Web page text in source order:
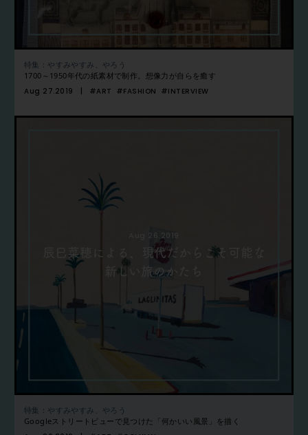
特集：やすみやすみ、やろう
1700～1950年代の紙素材で制作。想像力が自らを癒す
Aug 27.2019
#ART #FASHION #INTERVIEW
Aug 26.2019
辰巳菜穂による、現代だからこそ可能な
新しい旅のかたち
特集：やすみやすみ、やろう
Googleストリートビューで見つけた「何かいい風景」を描く